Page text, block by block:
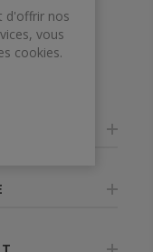
d'offrir nos
vous
cookies.